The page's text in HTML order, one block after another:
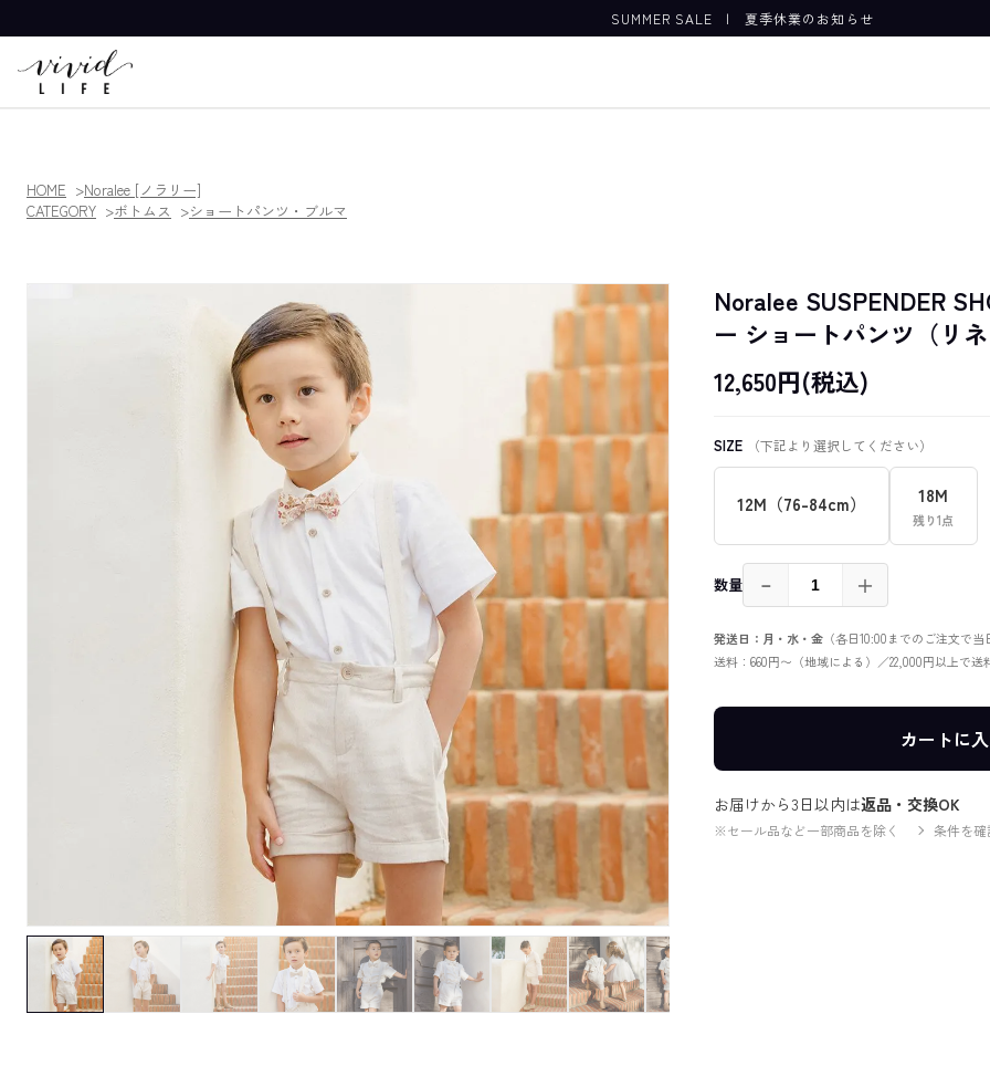
SUMMER SALE |夏季休業のお知らせ
HOME
Noralee [ノラリー]
CATEGORY
ボトムス ショートパンツ・ブルマ
Noralee SUSPENDER
ー ショートパンツ（リネ
12,650円(税込)
SIZE （下記より選択してください）
12M（76-84cm） 18M
残り1点
数量 － ＋
発送日：月・水・金（各日10:00までのご注文で当
送料：660円〜（地域による）／22,000円以上で送
カートに
お届けから3日以内は返品・交換OK
※セール品など一部商品を除く 条件を確